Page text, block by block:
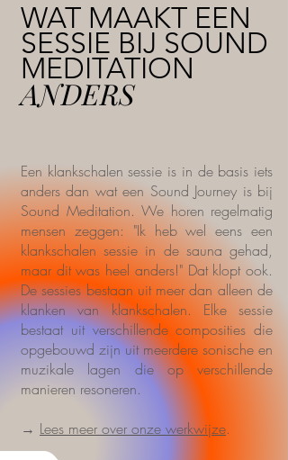
WAT MAAKT EEN
SESSIE BIJ SOUND
MEDITATION
ANDERS
Een klankschalen sessie is in de basis iets
anders dan wat een Sound Journey is bij
Sound Meditation. We horen regelmatig
mensen zeggen: "Ik heb wel eens een
klankschalen sessie in de sauna gehad,
maar dit was heel anders!" Dat klopt ook.
De sessies bestaan uit meer dan alleen de
klanken van klankschalen. Elke sessie
bestaat uit verschillende composities die
opgebouwd zijn uit meerdere sonische en
muzikale lagen die op verschillende
manieren resoneren.
→ Lees meer over onze werkwijze.